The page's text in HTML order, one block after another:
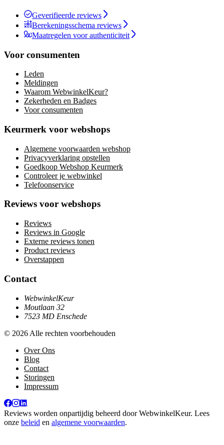
Geverifieerde reviews
Berekeningsschema reviews
Maatregelen voor authenticiteit
Voor consumenten
Leden
Meldingen
Waarom WebwinkelKeur?
Zekerheden en Badges
Voor consumenten
Keurmerk voor webshops
Algemene voorwaarden webshop
Privacyverklaring opstellen
Goedkoop Webshop Keurmerk
Controleer je webwinkel
Telefoonservice
Reviews voor webshops
Reviews
Reviews in Google
Externe reviews tonen
Product reviews
Overstappen
Contact
WebwinkelKeur
Moutlaan 32
7523 MD Enschede
© 2026 Alle rechten voorbehouden
Over Ons
Blog
Contact
Storingen
Impressum
Reviews worden onpartijdig beheerd doorWebwinkelKeur. Lees
onze beleid en algemene voorwaarden.